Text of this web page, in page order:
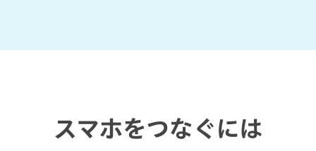
スマホをつなぐには